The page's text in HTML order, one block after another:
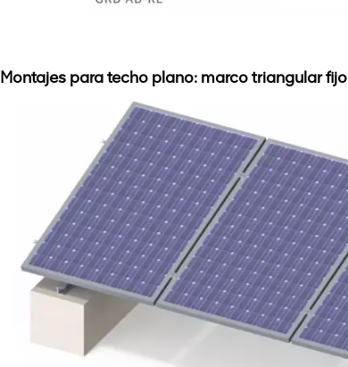
Montajes para techo plano: marco triangular fijo